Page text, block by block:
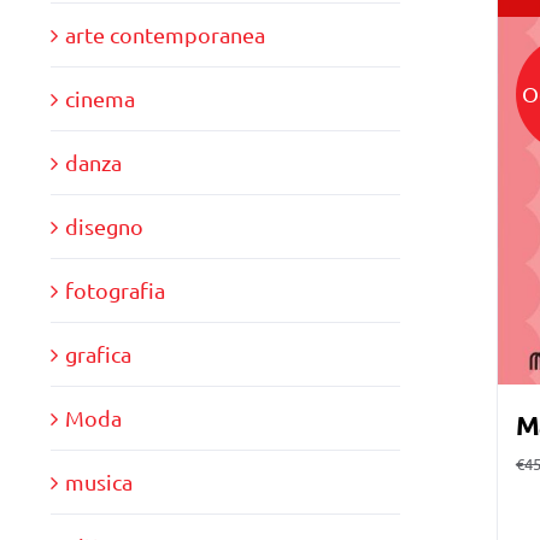
€
arte contemporanea
cinema
danza
disegno
fotografia
grafica
Moda
musica